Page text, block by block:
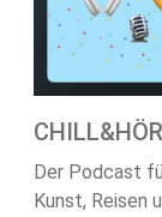
Der Podcast
Kunst, Reisen